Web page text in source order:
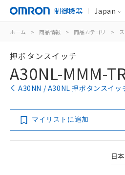
制御機器 Japan
ホーム > 商品情報 > 商品カテゴリ >
押ボタンスイッチ
A30NL-MMM-
A30NN / A30NL 押ボタンスイッ
マイリストに追加
日